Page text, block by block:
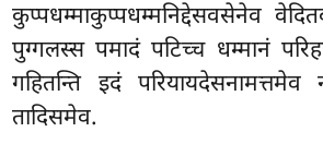
कुप्पधम्माकुप्पधम्मनिद्देसवसेनेव
पुग्गलस्स पमादं पटिच्च धम्मानं
गहितन्ति इदं
तादिसमेव.